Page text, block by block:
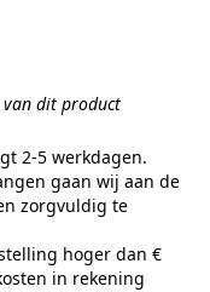
dit product
2-5 werkdagen.
gaan wij aan de
zorgvuldig te
hoger dan €
in rekening